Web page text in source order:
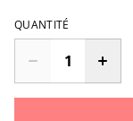
QUANTITÉ